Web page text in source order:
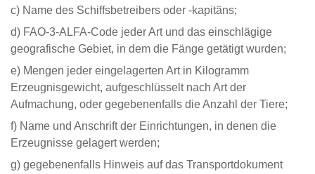
c) Name des Schiffsbetreibers oder -kapitäns;
d) FAO-3-ALFA-Code jeder Art und das einschlägige
geografische Gebiet, in dem die Fänge getätigt wurden;
e) Mengen jeder eingelagerten Art in Kilogramm
Erzeugnisgewicht, aufgeschlüsselt nach Art der
Aufmachung, oder gegebenenfalls die Anzahl der Tiere;
f) Name und Anschrift der Einrichtungen, in denen die
Erzeugnisse gelagert werden;
g) gegebenenfalls Hinweis auf das Transportdokument